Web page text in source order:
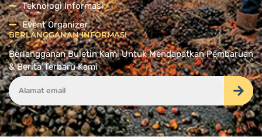
Teknologi Informasi
Event Organizer
BERLANGGANAN INFORMASI
Berlangganan Buletin Kami Untuk Mendapatkan Pembaruan
& Berita Terbaru Kami